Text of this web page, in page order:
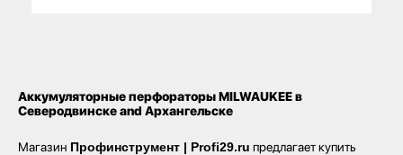
Аккумуляторные перфораторы MILWAUKEE в
Северодвинске and Архангельске
Магазин Профинструмент | Profi29.ru предлагает купить